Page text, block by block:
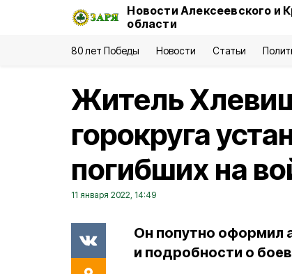
Новости Алексеевского и
области
80 лет Победы Новости Статьи
Житель
горокруга
погибших на
11 января 2022, 14:49
Он попутно
и подробности о